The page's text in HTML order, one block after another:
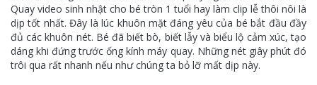
Quay video sinh nhật cho bé tròn 1 tuổi hay làm clip lễ thôi nôi là
dịp tốt nhất. Đây là lúc khuôn mặt đáng yêu của bé bắt đầu đầy
đủ các khuôn nét. Bé đã biết bò, biết lẫy và biểu lộ cảm xúc, tạo
dáng khi đứng trước ống kính máy quay. Những nét giây phút đó
trôi qua rất nhanh nếu như chúng ta bỏ lỡ mất dịp này.